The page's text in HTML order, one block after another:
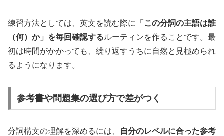
練習方法としては、英文を読む際に 「この分詞の主語は誰
（何）か」を毎回確認するルーティンを作ることです。最
初は時間がかかっても、繰り返すうちに自然と見極められ
るようになります。
参考書や問題集の選び方で差がつく
分詞構文の理解を深めるには、
自分のレベルに合った参考